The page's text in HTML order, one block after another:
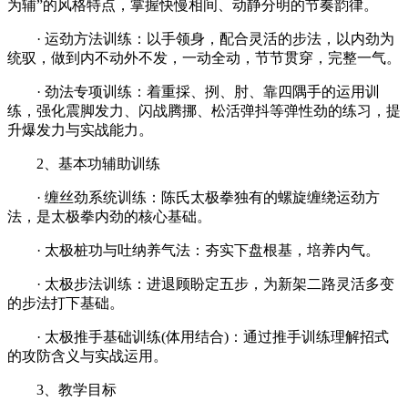
为辅”的风格特点，掌握快慢相间、动静分明的节奏韵律。
· 运劲方法训练：以手领身，配合灵活的步法，以内劲为
统驭，做到内不动外不发，一动全动，节节贯穿，完整一气。
· 劲法专项训练：着重採、挒、肘、靠四隅手的运用训
练，强化震脚发力、闪战腾挪、松活弹抖等弹性劲的练习，提
升爆发力与实战能力。
2、基本功辅助训练
· 缠丝劲系统训练：陈氏太极拳独有的螺旋缠绕运劲方
法，是太极拳内劲的核心基础。
· 太极桩功与吐纳养气法：夯实下盘根基，培养内气。
· 太极步法训练：进退顾盼定五步，为新架二路灵活多变
的步法打下基础。
· 太极推手基础训练(体用结合)：通过推手训练理解招式
的攻防含义与实战运用。
3、教学目标